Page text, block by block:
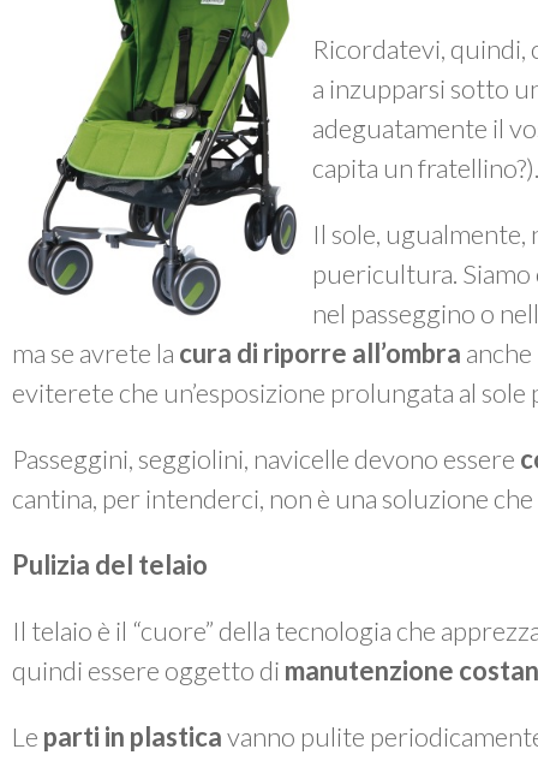
Ricordatevi, quindi,
a inzupparsi sotto
adeguatamente il
capita un fratellino?).
Il sole, ugualmente,
puericultura.
nel passeggino o
ma se avrete la cura di riporre all’ombra
eviterete che un’esposizione prolungata al sole
Passeggini, seggiolini, navicelle devono essere
cantina, per intenderci, non è una soluzione
Pulizia del telaio
Il telaio è il “cuore” della tecnologia che
quindi essere oggetto di manutenzione
Le parti in plasticavanno pulite